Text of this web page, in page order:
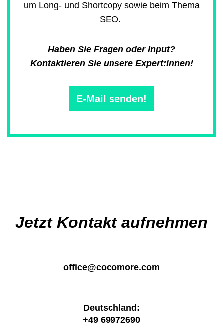
um Long- und Shortcopy sowie beim Thema
SEO.
Haben Sie Fragen oder Input?
Kontaktieren Sie unsere Expert:innen!
E-Mail senden!
Jetzt Kontakt aufnehmen
office@cocomore.com
Deutschland:
+49 69972690